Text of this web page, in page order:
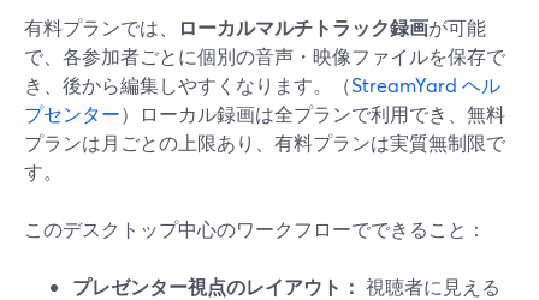
有料プランでは、 ローカルマルチトラック録画が可能
で、各参加者ごとに個別の音声・映像ファイルを保存で
き、後から編集しやすくなります。（StreamYard ヘル
プセンター）ローカル録画は全プランで利用でき、無料
プランは月ごとの上限あり、有料プランは実質無制限で
す。
このデスクトップ中心のワークフローでできること：
プレゼンター視点のレイアウト： 視聴者に見える